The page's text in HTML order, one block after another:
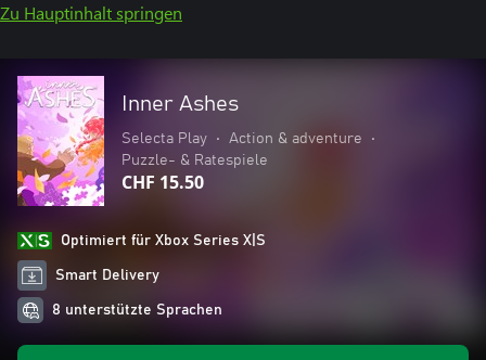
Zu Hauptinhalt springen
Inner Ashes
Selecta Play • Action & adventure
•
Puzzle- & Ratespiele
CHF 15.50
Optimiert für Xbox Series X|S
Smart Delivery
8 unterstützte Sprachen